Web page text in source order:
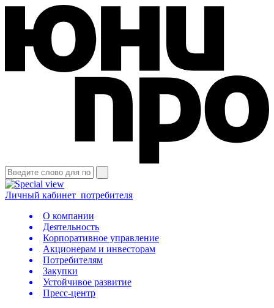
Личный кабинет потребителя
О компании
Деятельность
Корпоративное управление
Акционерам и инвесторам
Потребителям
Закупки
Устойчивое развитие
Пресс-центр